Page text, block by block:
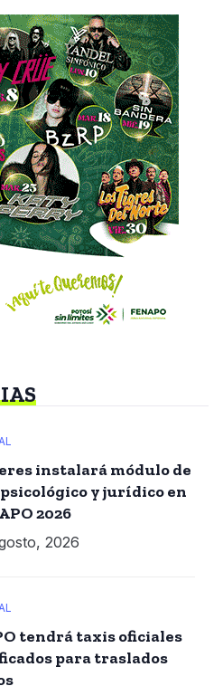
instalará módulo de
y jurídico en
2026
2026
tendrá taxis oficiales
para traslados